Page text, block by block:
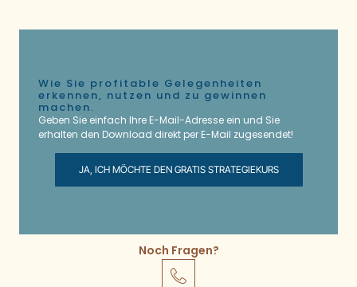
Wie Sie profitable Gelegenheiten
erkennen, nutzen und zu gewinnen
machen.
Geben Sie einfach Ihre E-Mail-Adresse ein und Sie
erhalten den Download direkt per E-Mail zugesendet!
JA, ICH MÖCHTE DEN GRATIS STRATEGIEKURS
Noch Fragen?